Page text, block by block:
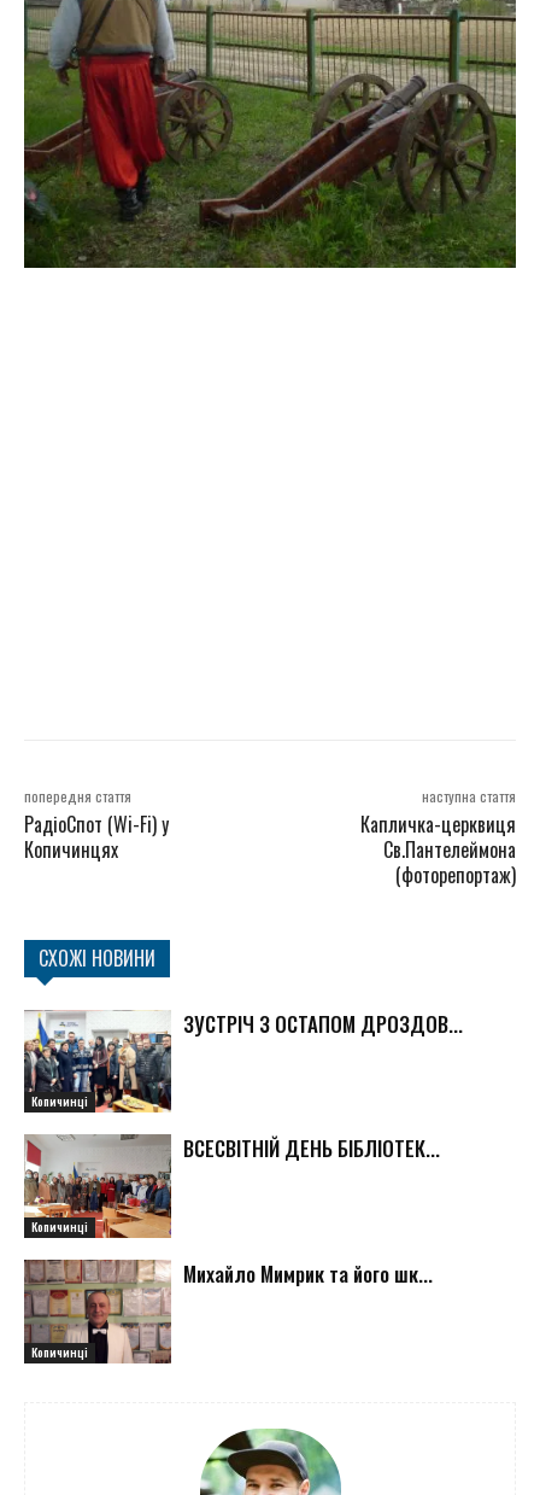
попередня стаття
РадіоСпот (Wi-Fi) у
Копичинцях
наступна стаття
Капличка-церквиця
Св.Пантелеймона
(фоторепортаж)
СХОЖІ НОВИНИ
Копичинці
ЗУСТРІЧ З ОСТАПОМ ДРОЗДОВ...
Копичинці
ВСЕСВІТНІЙ ДЕНЬ БІБЛІОТЕК...
Копичинці
Михайло Мимрик та його шк...